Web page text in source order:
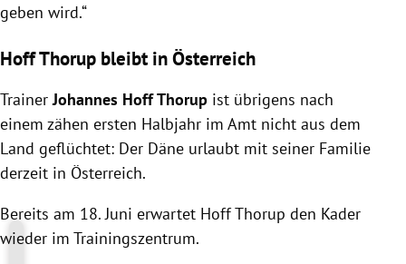
geben wird.“
Hoff Thorup bleibt in Österreich
TrainerJohannes Hoff Thorup ist übrigens nach
einem zähen ersten Halbjahr im Amt nicht aus dem
Land geflüchtet: Der Däne urlaubt mit seiner Familie
derzeit in Österreich.
Bereits am 18. Juni erwartet Hoff Thorup den Kader
wieder im Trainingszentrum.